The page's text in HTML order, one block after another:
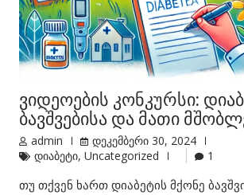
ვიდეოების კონკურსი:
ბავშვებისა და მათი
admin
დეკემბერი 30, 2024
დიაბეტი,Uncategorized 1
თუ თქვენ ხართ დიაბეტის მქონე